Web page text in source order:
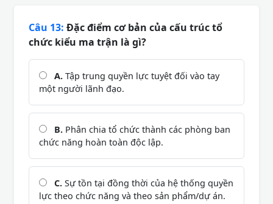
Câu 13: Đặc điểm cơ bản của cấu trúc tổ
chức kiểu ma trận là gì?
A. Tập trung quyền lực tuyệt đối vào tay
một người lãnh đạo.
B. Phân chia tổ chức thành các phòng ban
chức năng hoàn toàn độc lập.
C. Sự tồn tại đồng thời của hệ thống quyền
lực theo chức năng và theo sản phẩm/dự án.